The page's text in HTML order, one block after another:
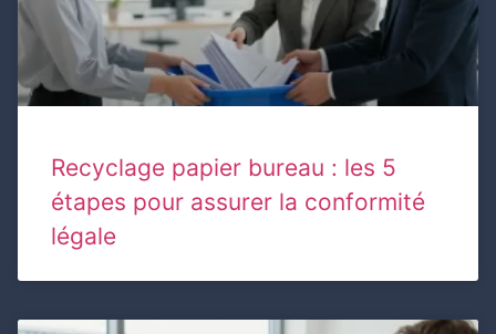
Recyclage papier bureau : les 5
étapes pour assurer la conformité
légale